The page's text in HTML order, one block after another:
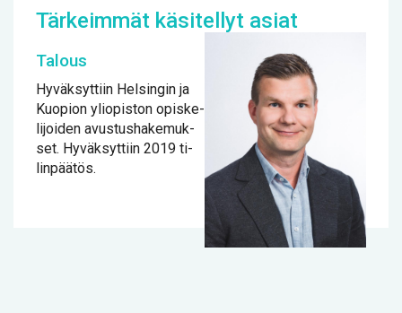
Tär­keim­mät kä­si­tel­lyt asiat
Ta­lous
Hy­väk­syt­tiin Hel­sin­gin ja
Kuo­pion yli­opis­ton opis­ke­
li­joi­den avus­tus­ha­ke­muk­
set. Hy­väk­syt­tiin 2019 ti­
lin­pää­tös.